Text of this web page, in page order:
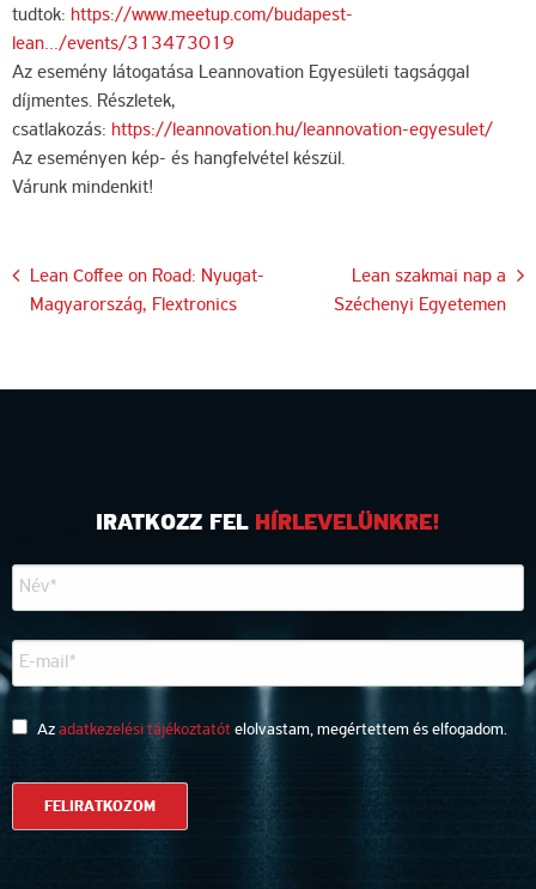
tudtok: https://www.meetup.com/budapest-
lean…/events/313473019
Az esemény látogatása Leannovation Egyesületi tagsággal
díjmentes. Részletek,
csatlakozás: https://leannovation.hu/leannovation-egyesulet/
Az eseményen kép- és hangfelvétel készül.
Várunk mindenkit!
Bejegyzés
navigáció
Lean Coffee on Road: Nyugat-
Magyarország, Flextronics
Lean szakmai nap a
Széchenyi Egyetemen
IRATKOZZ FEL HÍRLEVELÜNKRE!
Az adatkezelési tájékoztatót elolvastam, megértettem és elfogadom.